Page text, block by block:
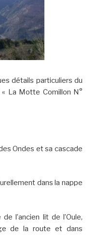
détails particuliers du
La Motte Comillon N°
Ondes et sa cascade
dans la nappe
l’ancien lit de l’Oule,
de la route et dans